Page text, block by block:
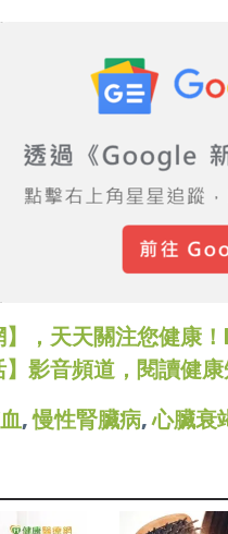
】，天天關注您健康
影音頻道，閱讀健
,慢性腎臟病,心臟衰